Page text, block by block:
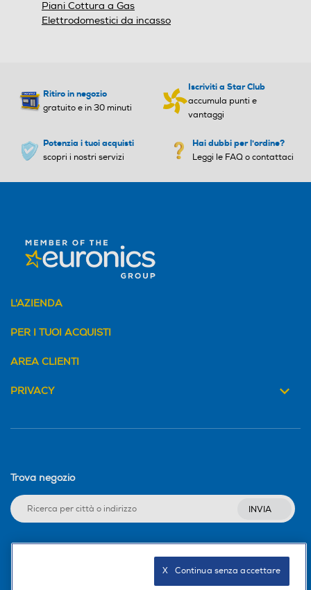
NextPrev
3
Piano cottura ad induzione EIB60424CK 4 zone
Cucina in modo più efficiente, risparmiando
Il piano cottura a induzione Serie 300 scalda le
pentole direttamente, garantendo una risposta
*Rispetto ai piani cottura radianti, in conformità
considerando solo il tempo della fase di bollitura.
Piani Cottura a Gas
Elettrodomestici da incasso
Ritiro in negozio
gratuito e in 30 minuti
Iscriviti a Star Club
accumula punti e
vantaggi
Potenzia i tuoi acquisti
scopri i nostri servizi
Hai dubbi per l'ordine?
Leggi le FAQ o contattaci
L'AZIENDA
PER I TUOI ACQUISTI
AREA CLIENTI
PRIVACY
Trova negozio
INVIA
X   Continua senza accettare